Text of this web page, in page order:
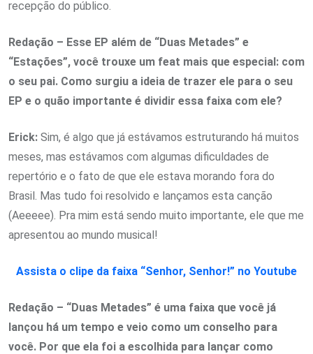
recepção do público.
Redação – Esse EP além de “Duas Metades” e
“Estações”, você trouxe um feat mais que especial: com
o seu pai. Como surgiu a ideia de trazer ele para o seu
EP e o quão importante é dividir essa faixa com ele?
Erick: Sim, é algo que já estávamos estruturando há muitos
meses, mas estávamos com algumas dificuldades de
repertório e o fato de que ele estava morando fora do
Brasil. Mas tudo foi resolvido e lançamos esta canção
(Aeeeee). Pra mim está sendo muito importante, ele que me
apresentou ao mundo musical!
Assista o clipe da faixa “Senhor, Senhor!” no Youtube
Redação – “Duas Metades” é uma faixa que você já
lançou há um tempo e veio como um conselho para
você. Por que ela foi a escolhida para lançar como